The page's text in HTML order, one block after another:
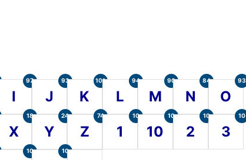
I
97
J
93
K
101
L
94
M
90
N
84
O
93
X
18
Y
24
Z
74
1
10
10
10
2
10
3
10
10 10